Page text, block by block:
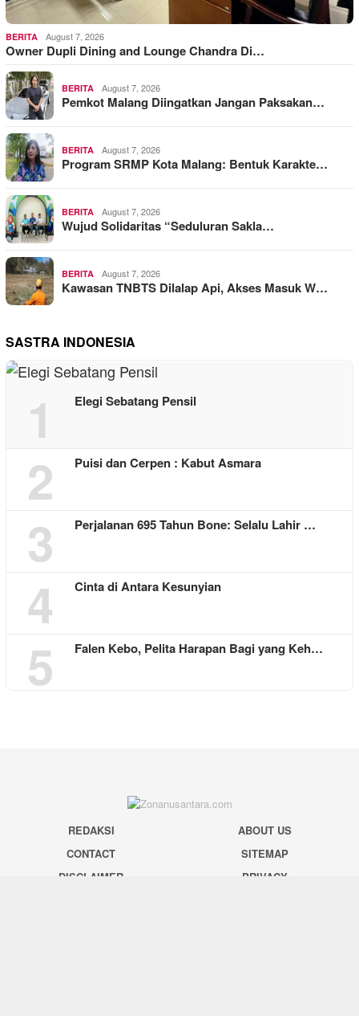
BERITA August 7, 2026
Owner Dupli Dining and Lounge Chandra Di…
BERITA August 7, 2026
Pemkot Malang Diingatkan Jangan Paksakan…
BERITA August 7, 2026
Program SRMP Kota Malang: Bentuk Karakte…
BERITA August 7, 2026
Wujud Solidaritas “Seduluran Sakla…
BERITA August 7, 2026
Kawasan TNBTS Dilalap Api, Akses Masuk W…
SASTRA INDONESIA
1 Elegi Sebatang Pensil
2 Puisi dan Cerpen : Kabut Asmara
3 Perjalanan 695 Tahun Bone: Selalu Lahir …
4 Cinta di Antara Kesunyian
5 Falen Kebo, Pelita Harapan Bagi yang Keh…
REDAKSI
ABOUT US
CONTACT
SITEMAP
DISCLAIMER
PRIVACY